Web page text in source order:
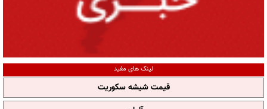
لینک های مفید
قیمت شیشه سکوریت